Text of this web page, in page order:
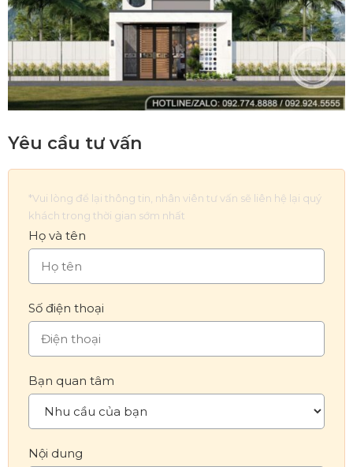
Yêu cầu tư vấn
*Vui lòng để lại thông tin, nhân viên tư vấn sẽ liên hệ lại quý
khách trong thời gian sớm nhất
Họ và tên
Số điện thoại
Bạn quan tâm
Nội dung